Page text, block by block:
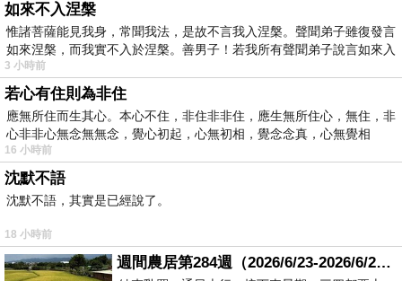
如來不入涅槃
惟諸菩薩能見我身，常聞我法，是故不言我入涅槃。聲聞弟子雖復發言
如來涅槃，而我實不入於涅槃。善男子！若我所有聲聞弟子說言如來入
3 小時前
若心有住則為非住
應無所住而生其心。本心不住，非住非非住，應生無所住心，無住，非
心非非心無念無無念，覺心初起，心無初相，覺念念真，心無覺相
16 小時前
沈默不語
沈默不語，其實是已經說了。
18 小時前
週間農居第284週（2026/6/23-2026/6/24) 夏至 金黃稻浪洋溢豐收喜悅